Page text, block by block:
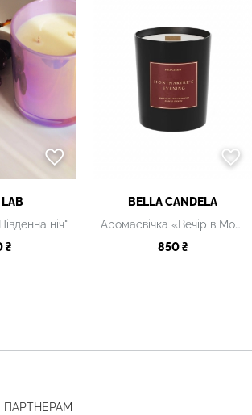
ніч"
₴
BELLA CANDELA
Аромасвічка «Вечір в Монмартрі», 250 мл
850 ₴
ПАРТНЕРАМ